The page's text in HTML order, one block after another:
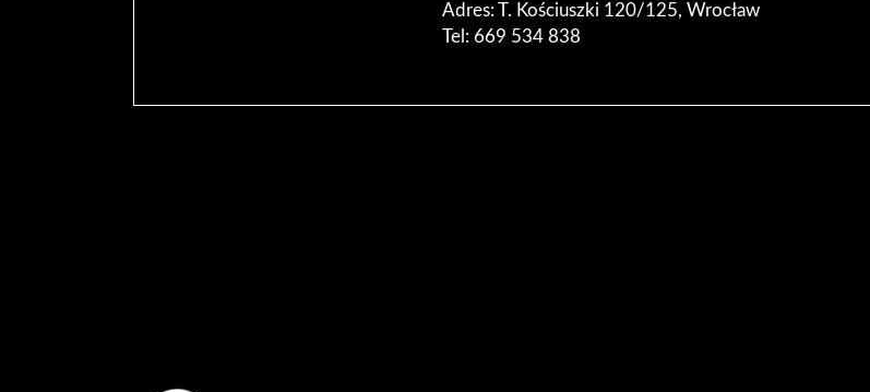
Adres: T. Kościuszki 120/125, Wrocław
Tel: 669 534 838